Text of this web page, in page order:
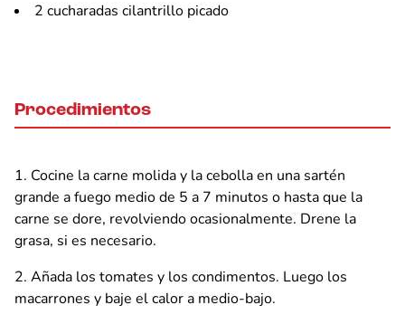
2 cucharadas cilantrillo picado
Procedimientos
Cocine la carne molida y la cebolla en una sartén
grande a fuego medio de 5 a 7 minutos o hasta que la
carne se dore, revolviendo ocasionalmente. Drene la
grasa, si es necesario.
Añada los tomates y los condimentos. Luego los
macarrones y baje el calor a medio-bajo.